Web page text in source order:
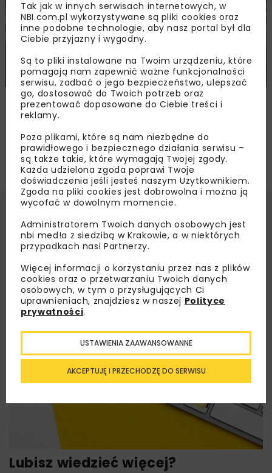
Nadzór nad modernizacją Towarowej
Obwodnicy Poznania
Lubisz wiedzieć więcej?
Tak jak w innych serwisach internetowych, w
NBI.com.pl wykorzystywane są pliki cookies oraz
inne podobne technologie, aby nasz portal był dla
Ciebie przyjazny i wygodny.
Są to pliki instalowane na Twoim urządzeniu, które
pomagają nam zapewnić ważne funkcjonalności
serwisu, zadbać o jego bezpieczeństwo, ulepszać
go, dostosować do Twoich potrzeb oraz
prezentować dopasowane do Ciebie treści i
reklamy.
Poza plikami, które są nam niezbędne do
prawidłowego i bezpiecznego działania serwisu –
są także takie, które wymagają Twojej zgody.
Każda udzielona zgoda poprawi Twoje
doświadczenia jeśli jesteś naszym Użytkownikiem.
Zgoda na pliki cookies jest dobrowolna i można ją
wycofać w dowolnym momencie.
Administratorem Twoich danych osobowych jest
nbi med!a z siedzibą w Krakowie, a w niektórych
przypadkach nasi Partnerzy.
Więcej informacji o korzystaniu przez nas z plików
cookies oraz o przetwarzaniu Twoich danych
osobowych, w tym o przysługujących Ci
uprawnieniach, znajdziesz w naszej Polityce
prywatności.
AKCEPTUJĘ I PRZECHODZĘ DO SERWISU
USTAWIENIA ZAAWANSOWANNE